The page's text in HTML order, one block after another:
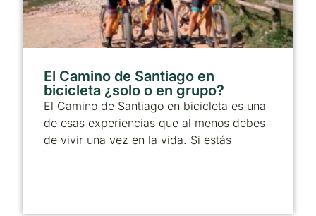
El Camino de Santiago en
bicicleta ¿solo o en grupo?
El Camino de Santiago en bicicleta es una
de esas experiencias que al menos debes
de vivir una vez en la vida. Si estás